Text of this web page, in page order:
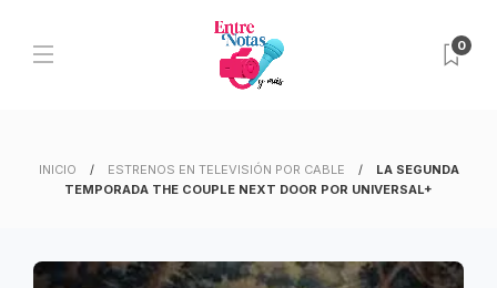
0
INICIO ESTRENOS EN TELEVISIÓN POR CABLE
LA SEGUNDA
TEMPORADA THE COUPLE NEXT DOOR POR UNIVERSAL+